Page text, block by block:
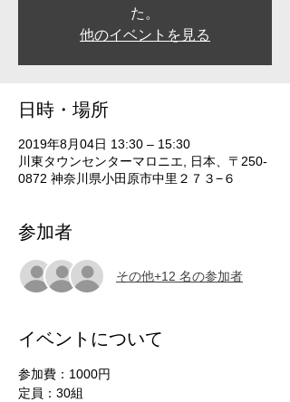
た。
他のイベントを見る
日時・場所
2019年8月04日 13:30 – 15:30
川東タウンセンターマロニエ, 日本、〒250-
0872 神奈川県小田原市中里２７３−６
参加者
その他+12 名の参加者
イベントについて
参加費：1000円
定員：30組